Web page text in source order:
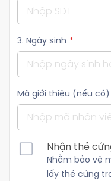
3. Ngày sinh *
Mã giới thiệu (nếu có)
Nhận thẻ
Nhằm bảo vệ
lấy thẻ cứng